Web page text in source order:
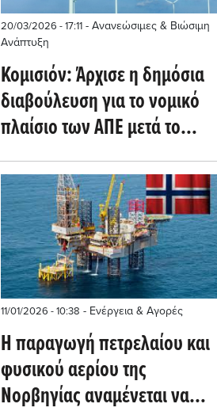
20/03/2026 - 17:11 - Ανανεώσιμες & Βιώσιμη
Ανάπτυξη
Κομισιόν: Άρχισε η δημόσια
διαβούλευση για το νομικό
πλαίσιο των ΑΠΕ μετά το
2030
11/01/2026 - 10:38 - Ενέργεια & Αγορές
Η παραγωγή πετρελαίου και
φυσικού αερίου της
Νορβηγίας αναμένεται να